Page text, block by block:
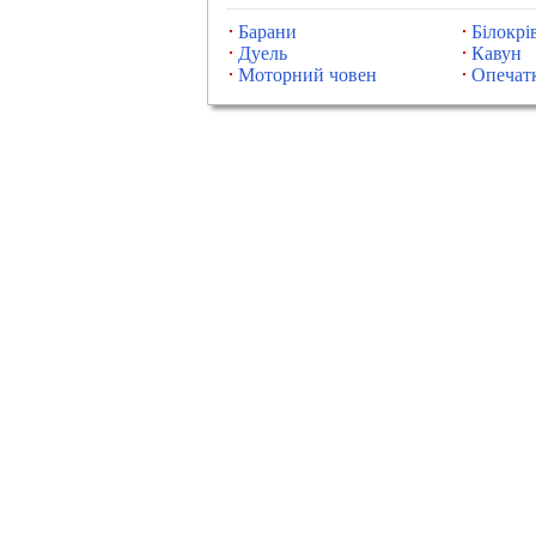
Барани
Дуель
Кавун
Моторний човен